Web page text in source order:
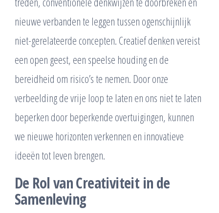
nieuwe verbanden te leggen tussen ogenschijnlijk
niet-gerelateerde concepten. Creatief denken vereist
een open geest, een speelse houding en de
bereidheid om risico’s te nemen. Door onze
verbeelding de vrije loop te laten en ons niet te laten
beperken door beperkende overtuigingen, kunnen
we nieuwe horizonten verkennen en innovatieve
ideeën tot leven brengen.
De Rol van Creativiteit in de
Samenleving